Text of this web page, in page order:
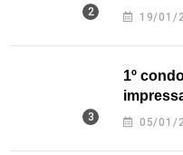
nos EUA
19/01/
1º
Texas
05/01/